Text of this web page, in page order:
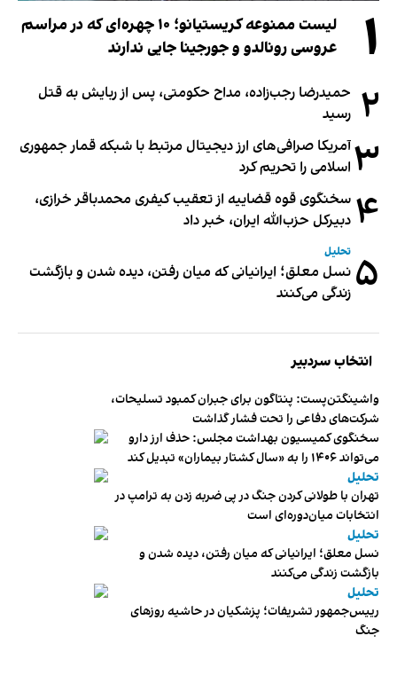
۱
لیست ممنوعه کریستیانو؛ ۱۰ چهره‌ای که در مراسم
عروسی رونالدو و جورجینا جایی ندارند
۲ حمیدرضا رجب‌زاده، مداح حکومتی، پس از ربایش به قتل
رسید
۳آمریکا صرافی‌های ارز دیجیتال مرتبط با شبکه قمار جمهوری
اسلامی را تحریم کرد
۴ سخنگوی قوه قضاییه از تعقیب کیفری محمدباقر خرازی،
دبیر‌کل حزب‌الله ایران، خبر داد
۵ تحلیل
نسل معلق؛ ایرانیانی که میان رفتن، دیده شدن و بازگشت
زندگی می‌کنند
انتخاب سردبیر
واشینگتن‌پست: پنتاگون برای جبران کمبود تسلیحات،
شرکت‌های دفاعی را تحت فشار گذاشت
سخنگوی کمیسیون بهداشت مجلس: حذف ارز دارو
می‌تواند ۱۴۰۶ را به «سال کشتار بیماران» تبدیل کند
تحلیل
تهران با طولانی کردن جنگ در پی ضربه زدن به ترامپ در
انتخابات میان‌دوره‌ای است
تحلیل
نسل معلق؛ ایرانیانی که میان رفتن، دیده شدن و
بازگشت زندگی می‌کنند
تحلیل
رییس‌جمهور تشریفات؛ پزشکیان در حاشیه روزهای
جنگ